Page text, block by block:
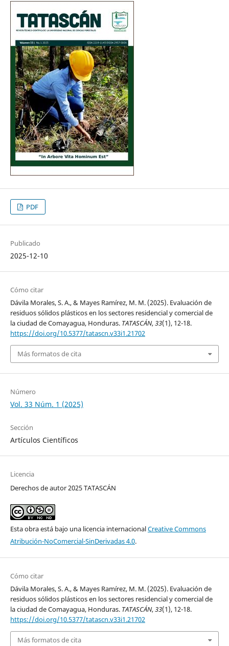
PDF
Publicado
2025-12-10
Cómo citar
Dávila Morales, S. A., & Mayes Ramírez, M. M. (2025). Evaluación de
residuos sólidos plásticos en los sectores residencial y comercial de
la ciudad de Comayagua, Honduras. TATASCÁN,33(1), 12-18.
https://doi.org/10.5377/tatascn.v33i1.21702
Más formatos de cita
Número
Vol. 33 Núm. 1 (2025)
Sección
Artículos Científicos
Licencia
Derechos de autor 2025 TATASCÁN
Esta obra está bajo una licencia internacionalCreative Commons
Atribución-NoComercial-SinDerivadas 4.0.
Cómo citar
Dávila Morales, S. A., & Mayes Ramírez, M. M. (2025). Evaluación de
residuos sólidos plásticos en los sectores residencial y comercial de
la ciudad de Comayagua, Honduras. TATASCÁN,33(1), 12-18.
https://doi.org/10.5377/tatascn.v33i1.21702
Más formatos de cita